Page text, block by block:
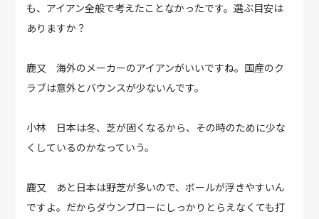
も、アイアン全般で考えたことなかったです。選ぶ目安は
ありますか？
鹿又 海外のメーカーのアイアンがいいですね。国産のク
ラブは意外とバウンスが少ないんです。
小林 日本は冬、芝が固くなるから、その時のために少な
くしているのかなっていう。
鹿又 あと日本は野芝が多いので、ボールが浮きやすいん
ですよ。だからダウンブローにしっかりとらえなくても打